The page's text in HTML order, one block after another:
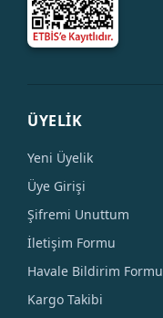
ÜYELİK
Yeni Üyelik
Üye Girişi
Şifremi Unuttum
İletişim Formu
Havale Bildirim Formu
Kargo Takibi